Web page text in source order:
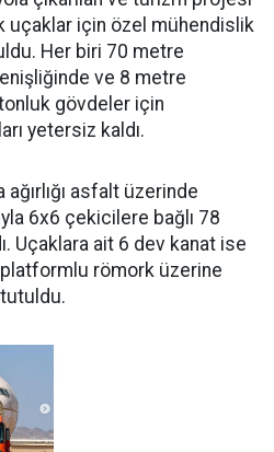
uçaklar için özel mühendislik
Her biri 70 metre
ve 8 metre
gövdeler için
yetersiz kaldı.
asfalt üzerinde
6x6 çekicilere bağlı 78
Uçaklara ait 6 dev kanat ise
römork üzerine